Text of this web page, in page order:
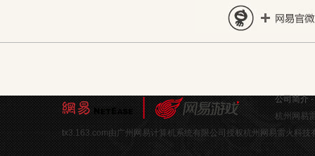
公司简介-
杭州网易
tx3.163.com由广州网易计算机系统有限公司授权杭州网易雷火科技